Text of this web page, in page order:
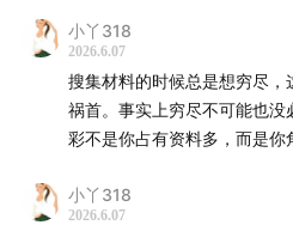
小丫318
2026.6.07
搜集材料的时候总是想穷尽
祸首。事实上穷尽不可能也没
彩不是你占有资料多，而是你
小丫318
2026.6.07